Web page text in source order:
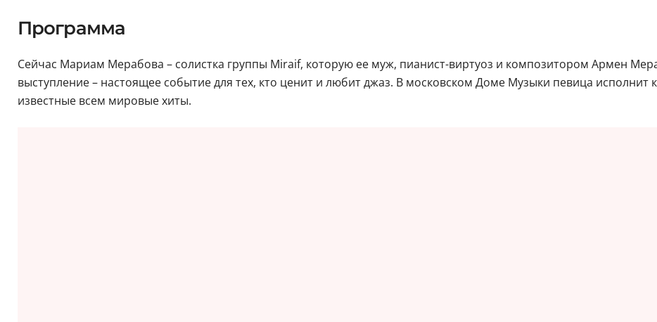
Программа
Сейчас Мариам Мерабова – солистка группы Miraif, которую ее муж, пианист-виртуоз и композитором Армен
выступление – настоящее событие для тех, кто ценит и любит джаз. В московском Доме Музыки певица исполнит
известные всем мировые хиты.